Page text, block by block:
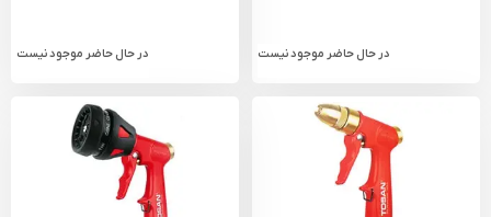
در حال حاضر موجود نیست در حال حاضر موجود نیست